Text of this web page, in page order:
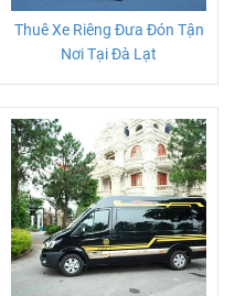
Thuê Xe Riêng Đưa Đón Tận
Nơi Tại Đà Lạt